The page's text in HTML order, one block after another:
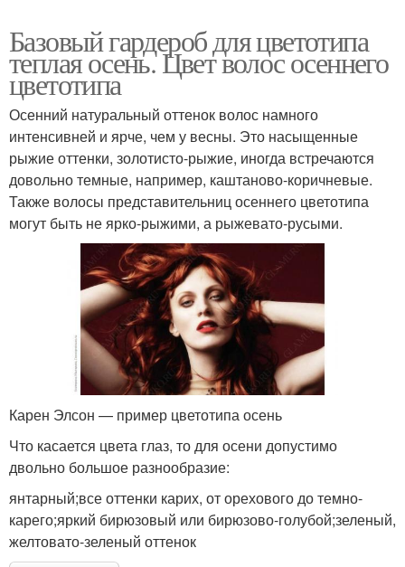
Базовый гардероб для цветотипа
теплая осень. Цвет волос осеннего
цветотипа
Осенний натуральный оттенок волос намного
интенсивней и ярче, чем у весны. Это насыщенные
рыжие оттенки, золотисто-рыжие, иногда встречаются
довольно темные, например, каштаново-коричневые.
Также волосы представительниц осеннего цветотипа
могут быть не ярко-рыжими, а рыжевато-русыми.
Карен Элсон — пример цветотипа осень
Что касается цвета глаз, то для осени допустимо
двольно большое разнообразие:
янтарный;все оттенки карих, от орехового до темно-
карего;яркий бирюзовый или бирюзово-голубой;зеленый,
желтовато-зеленый оттенок